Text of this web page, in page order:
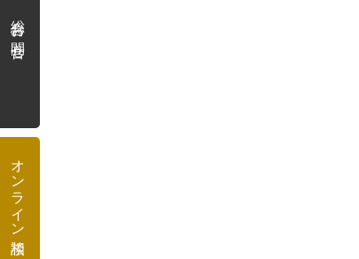
総合お問合せ
オンライン相談